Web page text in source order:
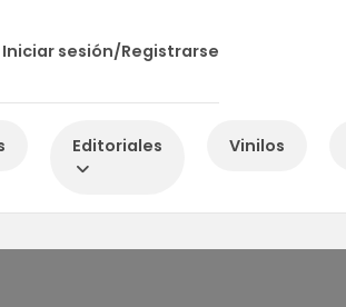
Iniciar sesión/Registrarse
Editoriales Vinilos